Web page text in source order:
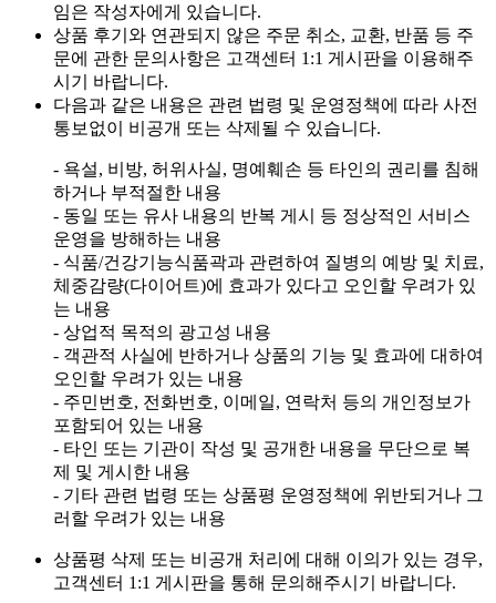
임은 작성자에게 있습니다.
상품 후기와 연관되지 않은 주문 취소, 교환, 반품 등 주
문에 관한 문의사항은 고객센터 1:1 게시판을 이용해주
시기 바랍니다.
다음과 같은 내용은 관련 법령 및 운영정책에 따라 사전
통보없이 비공개 또는 삭제될 수 있습니다.
- 욕설, 비방, 허위사실, 명예훼손 등 타인의 권리를 침해
하거나 부적절한 내용
- 동일 또는 유사 내용의 반복 게시 등 정상적인 서비스
운영을 방해하는 내용
- 식품/건강기능식품곽과 관련하여 질병의 예방 및 치료,
체중감량(다이어트)에 효과가 있다고 오인할 우려가 있
는 내용
- 상업적 목적의 광고성 내용
- 객관적 사실에 반하거나 상품의 기능 및 효과에 대하여
오인할 우려가 있는 내용
- 주민번호, 전화번호, 이메일, 연락처 등의 개인정보가
포함되어 있는 내용
- 타인 또는 기관이 작성 및 공개한 내용을 무단으로 복
제 및 게시한 내용
- 기타 관련 법령 또는 상품평 운영정책에 위반되거나 그
러할 우려가 있는 내용
상품평 삭제 또는 비공개 처리에 대해 이의가 있는 경우,
고객센터 1:1 게시판을 통해 문의해주시기 바랍니다.